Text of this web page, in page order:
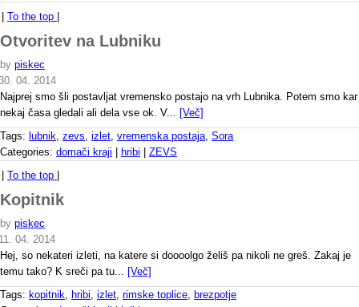
To the top
Otvoritev na Lubniku
by piskec
04. 2014
Najprej smo šli postavljat vremensko postajo na vrh Lubnika. Potem smo kar
nekaj časa gledali ali dela vse ok. V... [Več]
Tags: lubnik, zevs, izlet, vremenska postaja, Sora
Categories: domači kraji hribi
ZEVS
To the top
Kopitnik
by piskec
04. 2014
Hej, so nekateri izleti, na katere si doooolgo želiš pa nikoli ne greš. Zakaj je
temu tako? K sreči pa tu... [Več]
Tags: kopitnik, hribi, izlet, rimske toplice, brezpotje